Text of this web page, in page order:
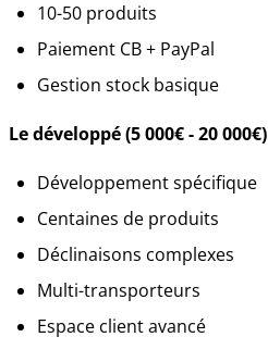
10-50 produits
Paiement CB + PayPal
Gestion stock basique
Le développé (5 000€ - 20 000€)
Développement spécifique
Centaines de produits
Déclinaisons complexes
Multi-transporteurs
Espace client avancé